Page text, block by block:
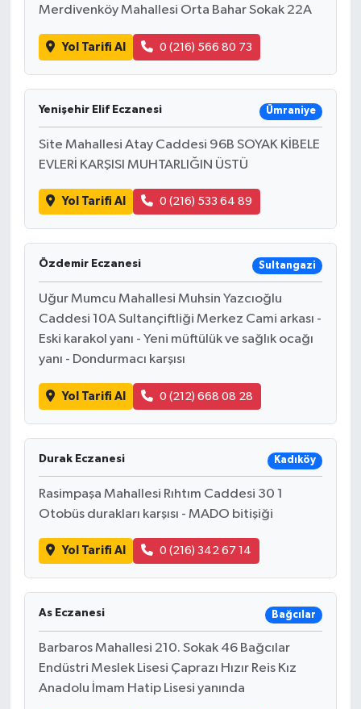
Merdivenköy Mahallesi Orta Bahar Sokak 22A
Yol Tarifi Al 0 (216) 566 80 73
Yenişehir Elif Eczanesi Ümraniye
Site Mahallesi Atay Caddesi 96B SOYAK KİBELE
EVLERİ KARŞISI MUHTARLIĞIN ÜSTÜ
Yol Tarifi Al 0 (216) 533 64 89
Özdemir Eczanesi Sultangazi
Uğur Mumcu Mahallesi Muhsin Yazcıoğlu
Caddesi 10A Sultançiftliği Merkez Cami arkası -
Eski karakol yanı - Yeni müftülük ve sağlık ocağı
yanı - Dondurmacı karşısı
Yol Tarifi Al 0 (212) 668 08 28
Durak Eczanesi Kadıköy
Rasimpaşa Mahallesi Rıhtım Caddesi 30 1
Otobüs durakları karşısı - MADO bitişiği
Yol Tarifi Al 0 (216) 342 67 14
As Eczanesi Bağcılar
Barbaros Mahallesi 210. Sokak 46 Bağcılar
Endüstri Meslek Lisesi Çaprazı Hızır Reis Kız
Anadolu İmam Hatip Lisesi yanında